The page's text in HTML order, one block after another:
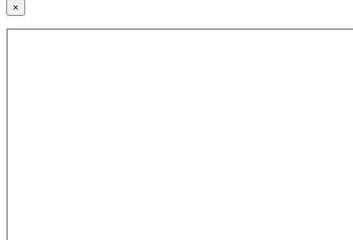
×